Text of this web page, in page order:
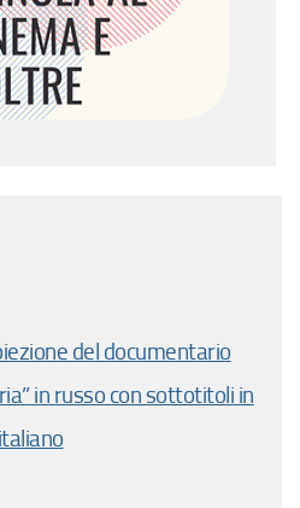
del documentario
in russo con sottotitoli in
italiano